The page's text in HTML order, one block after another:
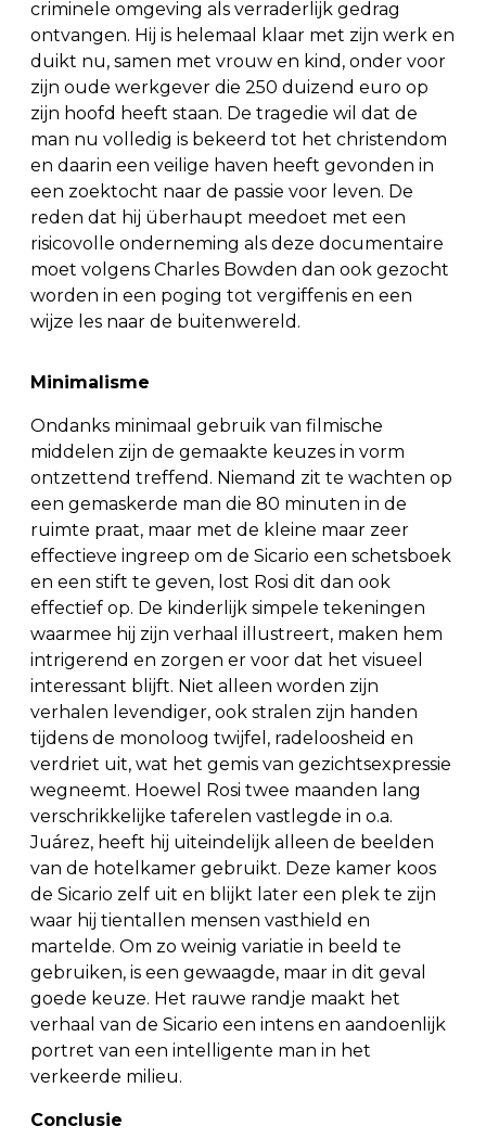
criminele omgeving als verraderlijk gedrag
ontvangen. Hij is helemaal klaar met zijn werk en
duikt nu, samen met vrouw en kind, onder voor
zijn oude werkgever die 250 duizend euro op
zijn hoofd heeft staan. De tragedie wil dat de
man nu volledig is bekeerd tot het christendom
en daarin een veilige haven heeft gevonden in
een zoektocht naar de passie voor leven. De
reden dat hij überhaupt meedoet met een
risicovolle onderneming als deze documentaire
moet volgens Charles Bowden dan ook gezocht
worden in een poging tot vergiffenis en een
wijze les naar de buitenwereld.
Minimalisme
Ondanks minimaal gebruik van filmische
middelen zijn de gemaakte keuzes in vorm
ontzettend treffend. Niemand zit te wachten op
een gemaskerde man die 80 minuten in de
ruimte praat, maar met de kleine maar zeer
effectieve ingreep om de Sicario een schetsboek
en een stift te geven, lost Rosi dit dan ook
effectief op. De kinderlijk simpele tekeningen
waarmee hij zijn verhaal illustreert, maken hem
intrigerend en zorgen er voor dat het visueel
interessant blijft. Niet alleen worden zijn
verhalen levendiger, ook stralen zijn handen
tijdens de monoloog twijfel, radeloosheid en
verdriet uit, wat het gemis van gezichtsexpressie
wegneemt. Hoewel Rosi twee maanden lang
verschrikkelijke taferelen vastlegde in o.a.
Juárez, heeft hij uiteindelijk alleen de beelden
van de hotelkamer gebruikt. Deze kamer koos
de Sicario zelf uit en blijkt later een plek te zijn
waar hij tientallen mensen vasthield en
martelde. Om zo weinig variatie in beeld te
gebruiken, is een gewaagde, maar in dit geval
goede keuze. Het rauwe randje maakt het
verhaal van de Sicario een intens en aandoenlijk
portret van een intelligente man in het
verkeerde milieu.
Conclusie